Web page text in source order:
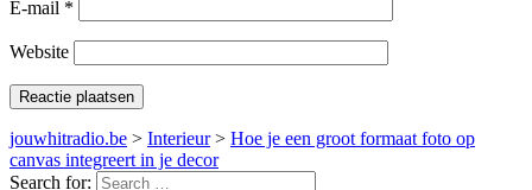
E-mail *
Website
jouwhitradio.be > Interieur> Hoe je een groot formaat foto op
canvas integreert in je decor
Search for: